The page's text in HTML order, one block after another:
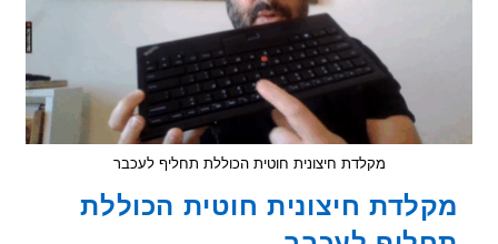
מקלדת חיצונית חוטית הכוללת תחליף לעכבר
חיצונית חוטית הכוללת